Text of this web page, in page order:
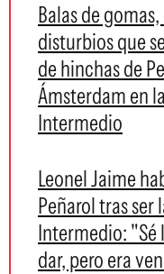
Balas de
disturbios que
de hinchas de
Ámsterdam en
Intermedio
Leonel Jaime
Peñarol tras ser
Intermedio: "Sé
dar, pero era